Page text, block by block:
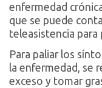
enfermedad
que se puede
teleasistencia para
Para paliar los
la enfermedad, se
exceso y tomar